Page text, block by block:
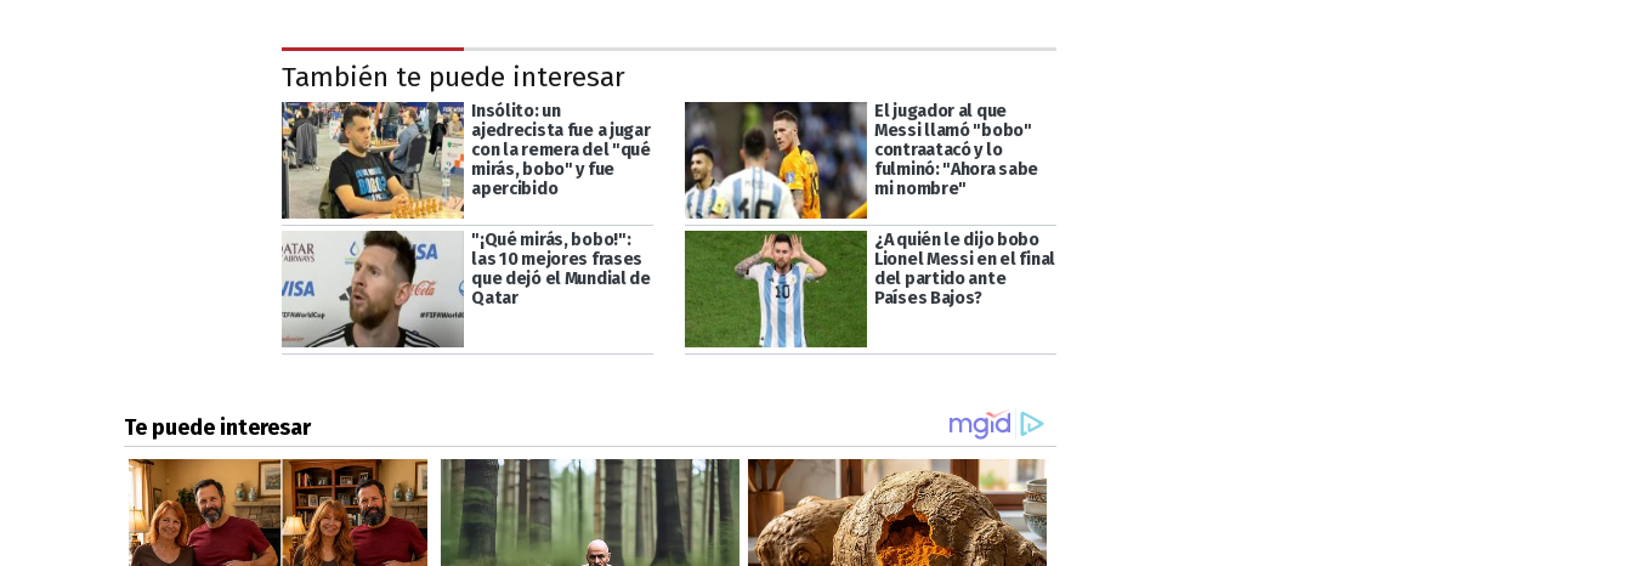
También te puede interesar
Insólito: un
ajedrecista fue a jugar
con la remera del "qué
mirás, bobo" y fue
apercibido
El jugador al que
Messi llamó "bobo"
contraatacó y lo
fulminó: "Ahora sabe
mi nombre"
"¡Qué mirás, bobo!":
las 10 mejores frases
que dejó el Mundial de
Qatar
¿A quién le dijo bobo
Lionel Messi en el final
del partido ante
Países Bajos?